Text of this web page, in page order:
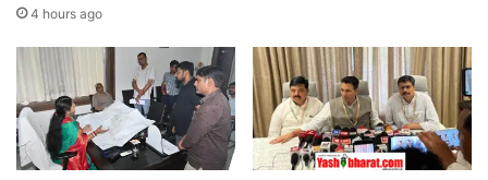
4 hours ago